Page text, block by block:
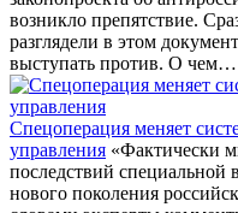
возникло препятствие.
разглядели в этом
выступать против. О чем…
Спецоперация меняет
управления «Фактически
последствий
нового поколения